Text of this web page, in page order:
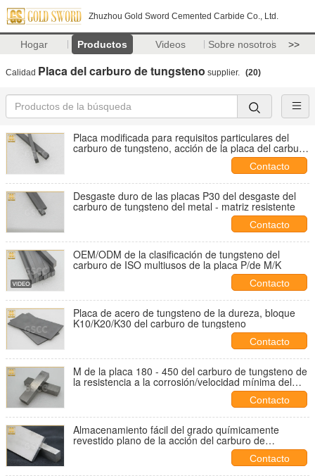
Zhuzhou Gold Sword Cemented Carbide Co., Ltd.
Hogar Productos Videos Sobre nosotros >>
Calidad Placa del carburo de tungsteno supplier. (20)
Placa modificada para requisitos particulares del
carburo de tungsteno, acción de la placa del carburo
para las pequeñas piezas del desgaste
Contacto
Desgaste duro de las placas P30 del desgaste del
carburo de tungsteno del metal - matriz resistente
Contacto
OEM/ODM de la clasificación de tungsteno del
carburo de ISO multiusos de la placa P/de M/K
Contacto
Placa de acero de tungsteno de la dureza, bloque
K10/K20/K30 del carburo de tungsteno
Contacto
M de la placa 180 - 450 del carburo de tungsteno de
la resistencia a la corrosión/velocidad mínima del
Contacto
Almacenamiento fácil del grado químicamente
revestido plano de la acción del carburo de
Contacto